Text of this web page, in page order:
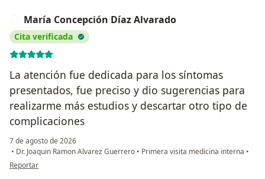
María Concepción Díaz Alvarado
Cita verificada
La atención fue dedicada para los síntomas
presentados, fue preciso y dio sugerencias para
realizarme más estudios y descartar otro tipo de
complicaciones
7 de agosto de 2026
• Dr. Joaquin Ramon Alvarez Guerrero • Primera visita medicina interna •
en opinión del usuario María Concepción Díaz Alvarado
Reportar